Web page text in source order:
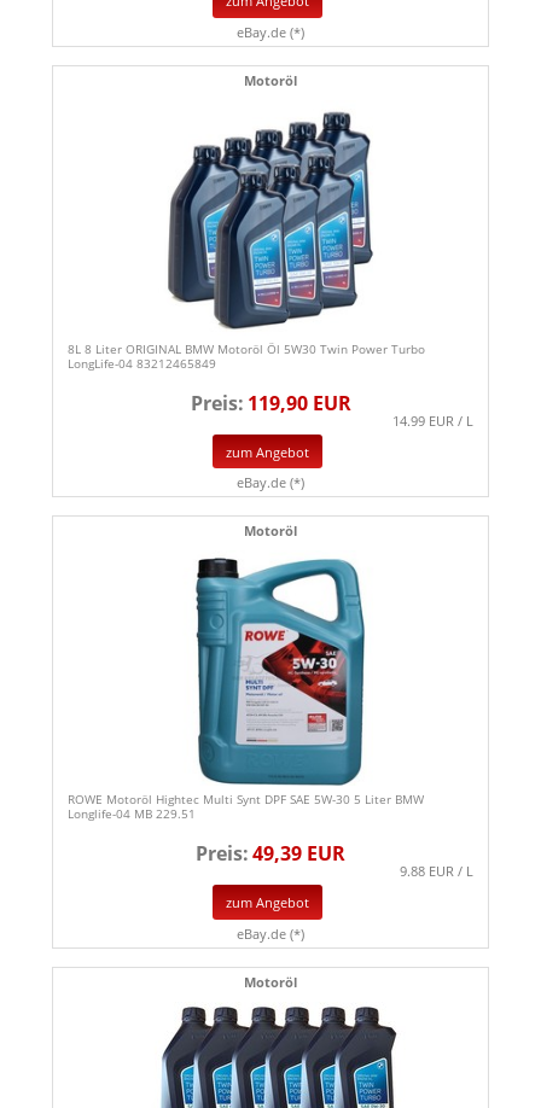
eBay.de (*)
Motoröl
8L 8 Liter ORIGINAL BMW Motoröl Öl 5W30 Twin Power Turbo
LongLife-04 83212465849
Preis: 119,90 EUR
14.99 EUR / L
zum Angebot
eBay.de (*)
Motoröl
ROWE Motoröl Hightec Multi Synt DPF SAE 5W-30 5 Liter BMW
Longlife-04 MB 229.51
Preis:49,39 EUR
9.88 EUR / L
zum Angebot
eBay.de (*)
Motoröl